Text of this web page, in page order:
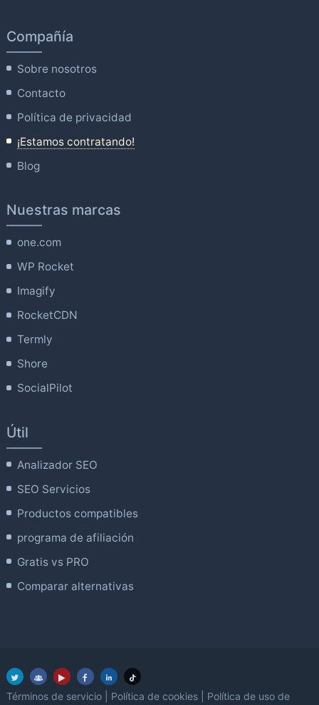
Compañía
Sobre nosotros
Contacto
Política de privacidad
¡Estamos contratando!
Blog
Nuestras marcas
one.com
WP Rocket
Imagify
RocketCDN
Termly
Shore
SocialPilot
Útil
Analizador SEO
SEO Servicios
Productos compatibles
programa de afiliación
Gratis vs PRO
Comparar alternativas
Términos de servicio Política de cookies Política de uso de